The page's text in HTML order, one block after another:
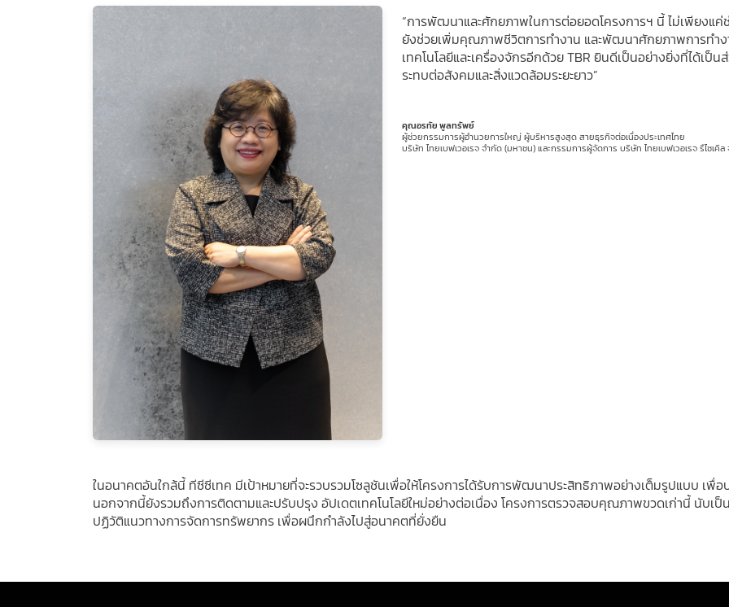
“การพัฒนาและศักยภาพในการต่อยอดโครงการฯ นี้ ไม่เพียงแค่
ยังช่วยเพิ่มคุณภาพชีวิตการทำงาน และพัฒนาศักยภาพการทำง
เทคโนโลยีและเครื่องจักรอีกด้วย TBR ยินดีเป็นอย่างยิ่งที่ได้เ
ระทบต่อสังคมและสิ่งแวดล้อมระยะยาว”
คุณอรทัย พูลทรัพย์
ผู้ช่วยกรรมการผู้อํานวยการใหญ่ ผู้บริหารสูงสุด สายธุรกิจต่อเนื่องประเทศไทย
บริษัท ไทยเบฟเวอเรจ จำกัด (มหาชน) และกรรมการผู้จัดการ บริษัท ไทยเบฟเวอเรจ รืไซเคิล
ในอนาคตอันใกล้นี้ ทีซีซีเทค มีเป้าหมายที่จะรวบรวมโซลูชันเพื่อให้โครงการได้รับการพัฒนาประสิทธิภาพอย่างเต็มรูปแบบ เพื่
นอกจากนี้ยังรวมถึงการติดตามและปรับปรุง อัปเดตเทคโนโลยีใหม่อย่างต่อเนื่อง โครงการตรวจสอบคุณภาพขวดเก่านี้ นับเ
ปฏิวัติแนวทางการจัดการทรัพยากร เพื่อผนึกกำลังไปสู่อนาคตที่ยั่งยืน